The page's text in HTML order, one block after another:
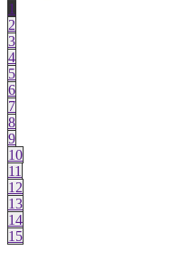
1
2
3
4
5
6
7
8
9
10
11
12
13
14
15